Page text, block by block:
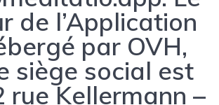
de l’Application
par OVH,
siège social est
rue Kellermann –